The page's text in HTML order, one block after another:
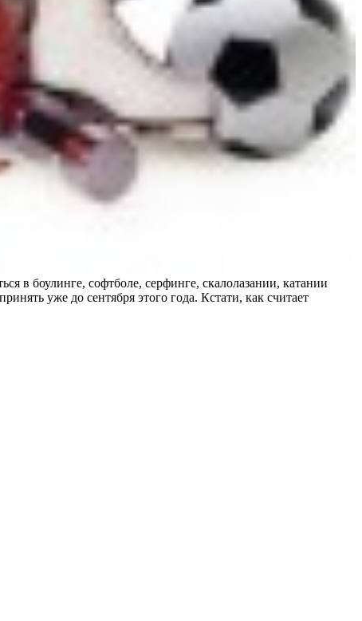
в боулинге, софтболе, серфинге, скалолазании, катании
уже до сентября этого года. Кстати, как считает